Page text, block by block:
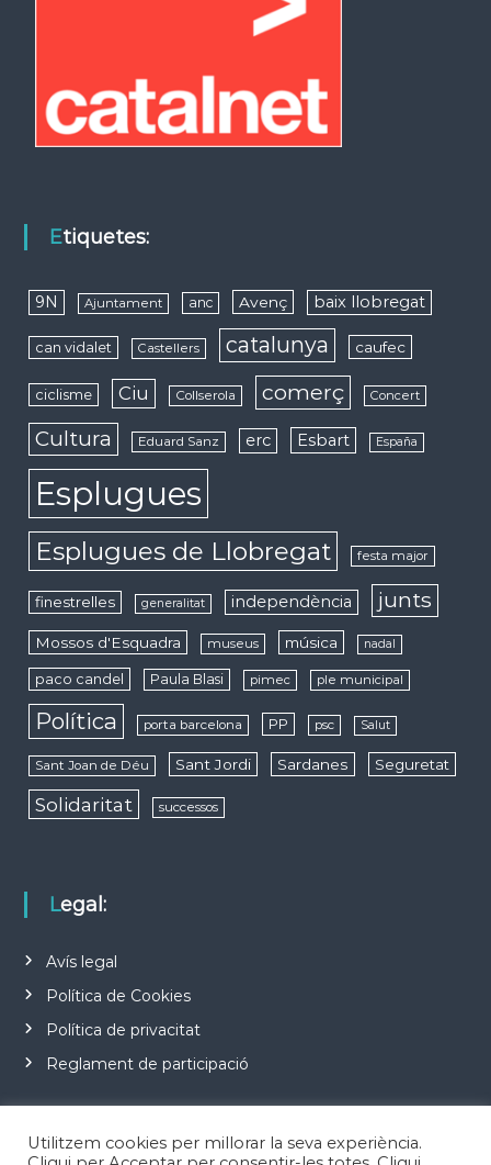
Etiquetes:
9N Ajuntament anc Avenç baix llobregat
can vidalet Castellers catalunya caufec
ciclisme Ciu Collserola comerç Concert
Cultura Eduard Sanz erc Esbart España
Esplugues
Esplugues de Llobregat festa major
finestrelles generalitat independència junts
Mossos d'Esquadra museus música nadal
paco candel Paula Blasi pimec ple municipal
Política porta barcelona PP psc Salut
Sant Joan de Déu Sant Jordi Sardanes Seguretat
Solidaritat successos
Legal:
Avís legal
Política de Cookies
Política de privacitat
Reglament de participació
Utilitzem cookies per millorar la seva experiència.